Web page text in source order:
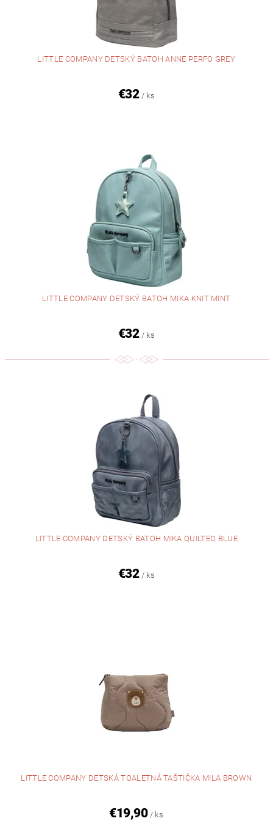
LITTLE COMPANY DETSKÝ BATOH ANNE PERFO GREY
€32 / ks
LITTLE COMPANY DETSKÝ BATOH MIKA KNIT MINT
€32 / ks
LITTLE COMPANY DETSKÝ BATOH MIKA QUILTED BLUE
€32 / ks
LITTLE COMPANY DETSKÁ TOALETNÁ TAŠTIČKA MILA BROWN
€19,90 / ks